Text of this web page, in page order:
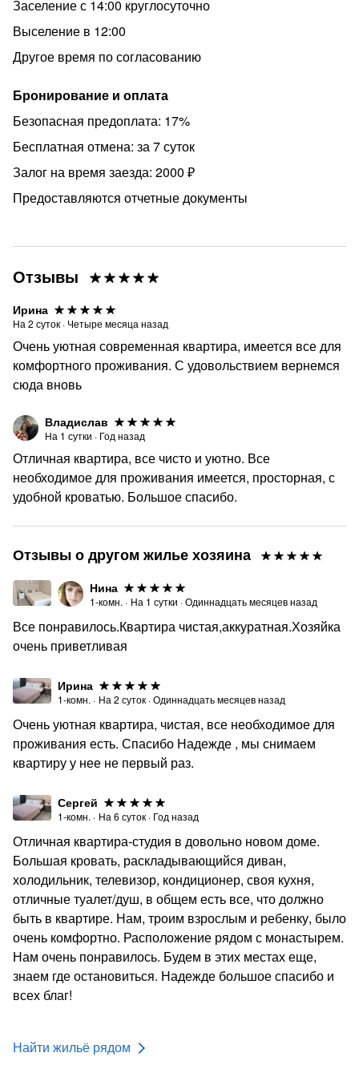
уважаем покой соседей и святость места.
• Курение: Строго запрещено в квартире (для чистоты
воздуха).
невозможно.
• Залог: 2000 руб. (возвращается при выезде до 15:00
при соблюдении порядка и правил проживания).
• Документы: Предоставляем отчетные документы (по
необходимости), заселение по паспорту.
Всегда на связи и помогу с выбором.
Заселение с 14:00 круглосуточно
Выселение в 12:00
Другое время по согласованию
Бронирование и оплата
Безопасная предоплата: 17%
Бесплатная отмена: за 7 суток
Залог на время заезда: 2000 ₽
Предоставляются отчетные документы
Отзывы
Ирина
На 2 суток · Четыре месяца назад
Очень уютная современная квартира, имеется все для
комфортного проживания. С удовольствием вернемся
сюда вновь
Владислав
На 1 сутки · Год назад
Отличная квартира, все чисто и уютно. Все
необходимое для проживания имеется, просторная, с
удобной кроватью. Большое спасибо.
Отзывы о другом жилье хозяина
Нина
1-комн. · На 1 сутки ·Одиннадцать месяцев назад
Все понравилось.Квартира чистая,аккуратная.Хозяйка
очень приветливая
Ирина
1-комн. · На 2 суток ·Одиннадцать месяцев назад
Очень уютная квартира, чистая, все необходимое для
проживания есть. Спасибо Надежде , мы снимаем
квартиру у нее не первый раз.
Сергей
1-комн. · На 6 суток · Год назад
Отличная квартира-студия в довольно новом доме.
Большая кровать, раскладывающийся диван,
холодильник, телевизор, кондиционер, своя кухня,
отличные туалет/душ, в общем есть все, что должно
быть в квартире. Нам, троим взрослым и ребенку, было
очень комфортно. Расположение рядом с монастырем.
Нам очень понравилось. Будем в этих местах еще,
знаем где остановиться. Надежде большое спасибо и
всех благ!
Найти жильё рядом